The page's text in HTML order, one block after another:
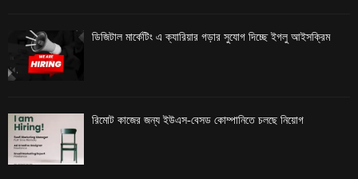
ডিজিটাল মার্কেটিং এ ক্যারিয়ার গড়ার সুযোগ দিচ্ছে ইগলু আইসক্রিম
রিমোট কাজের জন্য ইউএস-বেসড কোম্পানিতে চলছে নিয়োগ